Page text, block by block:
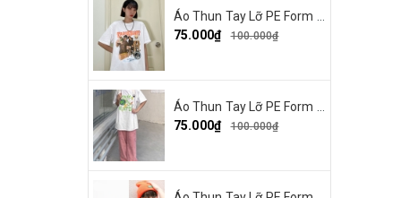
75.000₫
100.000₫
75.000₫
100.000₫